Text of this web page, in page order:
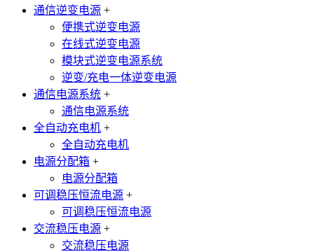
通信逆变电源 +
便携式逆变电源
在线式逆变电源
模块式逆变电源系统
逆变/充电一体逆变电源
通信电源系统 +
通信电源系统
全自动充电机 +
全自动充电机
电源分配箱 +
电源分配箱
可调稳压恒流电源 +
可调稳压恒流电源
交流稳压电源 +
交流稳压电源